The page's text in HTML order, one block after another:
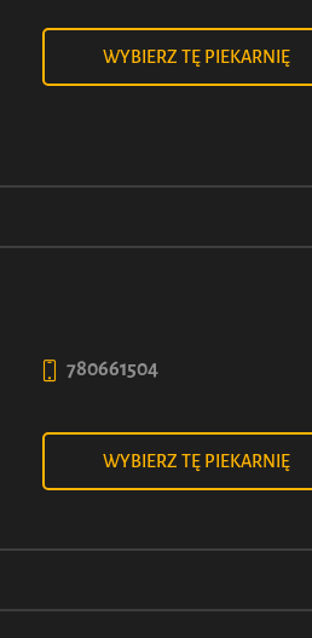
POLITYKA PRYWATNOŚCI
WYBIERZ TĘ PIEKARNIĘ
780661504
WYBIERZ TĘ PIEKARNIĘ